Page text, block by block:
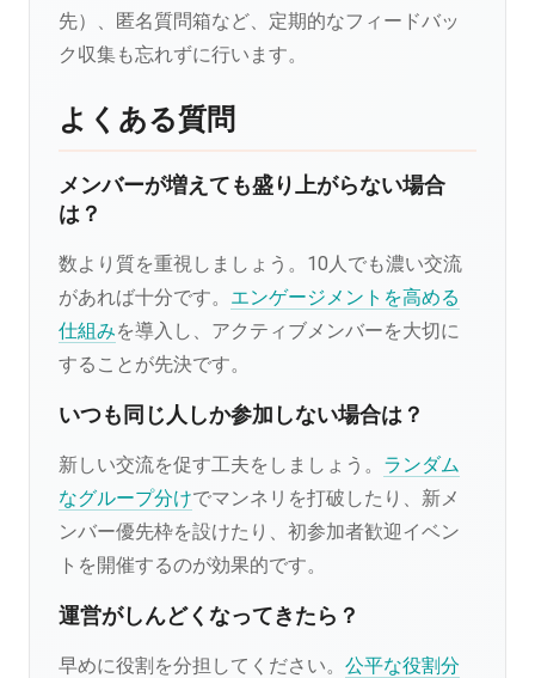
先）、匿名質問箱など、定期的なフィードバッ
ク収集も忘れずに行います。
よくある質問
メンバーが増えても盛り上がらない場合
は？
数より質を重視しましょう。10人でも濃い交流
があれば十分です。 エンゲージメントを高める
仕組みを導入し、アクティブメンバーを大切に
することが先決です。
いつも同じ人しか参加しない場合は？
新しい交流を促す工夫をしましょう。 ランダム
なグループ分けでマンネリを打破したり、新メ
ンバー優先枠を設けたり、初参加者歓迎イベン
トを開催するのが効果的です。
運営がしんどくなってきたら？
早めに役割を分担してください。 公平な役割分